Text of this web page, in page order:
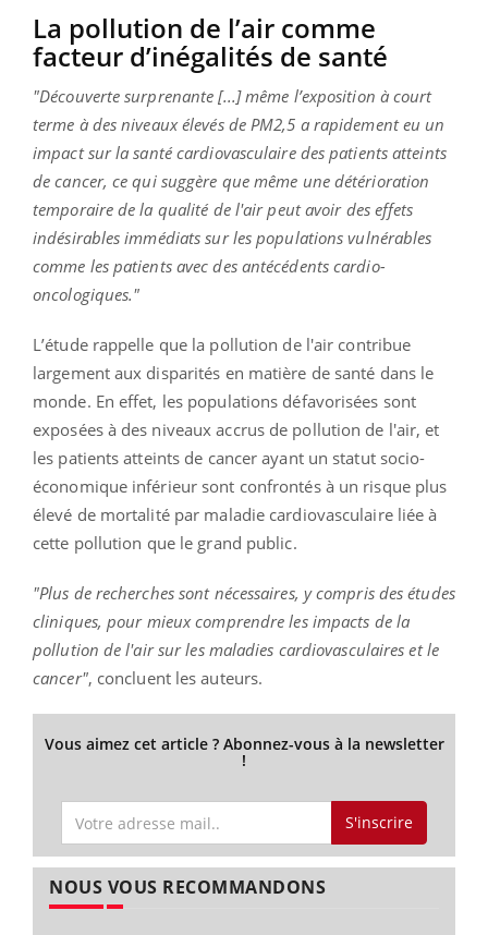
La pollution de l’air comme
facteur d’inégalités de santé
"Découverte surprenante [...] même l’exposition à court
terme à des niveaux élevés de PM2,5 a rapidement eu un
impact sur la santé cardiovasculaire des patients atteints
de cancer, ce qui suggère que même une détérioration
temporaire de la qualité de l'air peut avoir des effets
indésirables immédiats sur les populations vulnérables
comme les patients avec des antécédents cardio-
oncologiques."
L’étude rappelle que la pollution de l'air contribue
largement aux disparités en matière de santé dans le
monde. En effet, les populations défavorisées sont
exposées à des niveaux accrus de pollution de l'air, et
les patients atteints de cancer ayant un statut socio-
économique inférieur sont confrontés à un risque plus
élevé de mortalité par maladie cardiovasculaire liée à
cette pollution que le grand public.
"Plus de recherches sont nécessaires, y compris des études
cliniques, pour mieux comprendre les impacts de la
pollution de l'air sur les maladies cardiovasculaires et le
cancer", concluent les auteurs.
Vous aimez cet article ? Abonnez-vous à la newsletter
!
S'inscrire
NOUS VOUS RECOMMANDONS